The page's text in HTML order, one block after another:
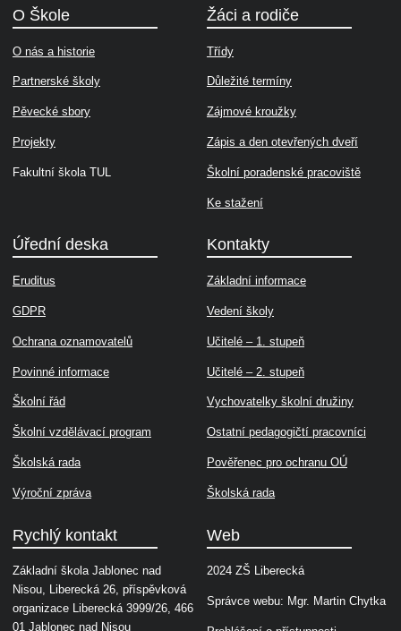
O Škole
O nás a historie
Partnerské školy
Pěvecké sbory
Projekty
Fakultní škola TUL
Žáci a rodiče
Třídy
Důležité termíny
Zájmové kroužky
Zápis a den otevřených dveří
Školní poradenské pracoviště
Ke stažení
Úřední deska
Eruditus
GDPR
Ochrana oznamovatelů
Povinné informace
Školní řád
Školní vzdělávací program
Školská rada
Výroční zpráva
Kontakty
Základní informace
Vedení školy
Učitelé – 1. stupeň
Učitelé – 2. stupeň
Vychovatelky školní družiny
Ostatní pedagogičtí pracovníci
Pověřenec pro ochranu OÚ
Školská rada
Rychlý kontakt
Základní škola Jablonec nad
Nisou, Liberecká 26, příspěvková
organizace Liberecká 3999/26, 466
01 Jablonec nad Nisou
Web
2024 ZŠ Liberecká
Správce webu: Mgr. Martin Chytka